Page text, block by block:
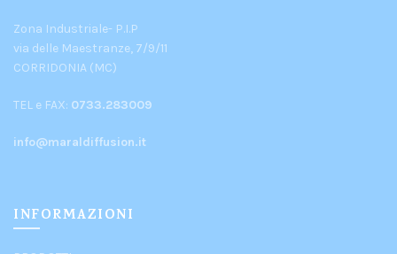
Zona Industriale- P.I.P
via delle Maestranze, 7/9/11
CORRIDONIA (MC)
TEL e FAX: 0733.283009
info@maraldiffusion.it
INFORMAZIONI